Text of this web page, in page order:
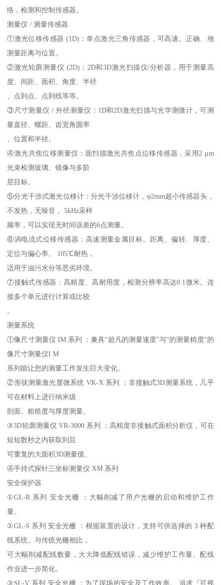
络，检测和控制传感器。
测量仪 / 测量传感器
①激光位移传感器 (1D)：单点激光三角传感器，可高速、正确、地
测量距离与位置。
②激光轮廓测量仪 (2D)：2D和3D激光扫描仪/分析器，用于测量高
度、间距、面积、角度、半径
、点到点、点到线等等。
③尺寸测量仪 / 外径测量仪：1D和2D激光扫描与光学测微计，可测
量直径、螺距、齿宽角圆率
、位置和半径。
④激光共焦位移测量仪：面扫描激光共焦点位移传感器，采用2 μm
光束检测玻璃、镜像与多阶
层目标。
⑤分光干涉式激光位移计：分光干涉位移计，φ2mm超小传感器头，
不发热，无噪音， 5kHz采样
频率，可以实现无时间误差的6点测量。
⑥涡电流式位移传感器：高速测量金属目标。距离、偏转、厚度、
定位与偏心率。 105℃耐热，
适用于油污水分等恶劣环境。
⑦接触式传感器：高精度、高耐用度，检测分辨率高达0.1微米。连
接多个单元进行计算或比较
。
测量系统
①像尺寸测量仪 IM 系列 ：兼具“超凡的测量速度”与“的测量精度”的
像尺寸测量仪I M
系列能让您的测量工作发生巨大变化。
②形状测量激光显微系统 VK-X 系列 ：非接触式3D测量系统，几乎
可在材料上进行纳米级
剖面、粗糙度与厚度测量。
③3D轮廓测量仪 VR-3000 系列 ：高精度非接触式面积分析仪，可在
短短数秒之内获取到且
可重复的大面积3D测量值。
④手持式探针三坐标测量仪 XM 系列
安全保护器
①GL-R 系列 安全光栅 ：大幅削减了用户光栅的启动和维护工作
量。
②GL-S 系列 安全光栅 ：根据装置的设计，支持可供选择的 3 种配
线系统。与传统光栅相比，
可大幅削减配线数量，大大降低配线错误，减少维护工作量。配线
作业进一步简化。
③SL-V 系列 安全光栅 ：为了现场的安全及工作效率。 追求『可视